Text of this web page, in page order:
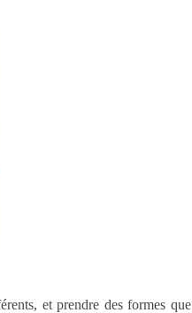
et prendre des formes que